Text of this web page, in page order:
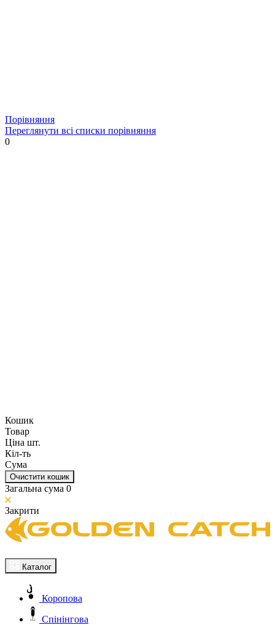
Порівняння
Переглянути всі списки порівняння
0
Кошик
Товар
Ціна шт.
Кіл-ть
Сума
Очистити кошик
Загальна сума 0
Закрити
Каталог
Коропова
Спінінгова